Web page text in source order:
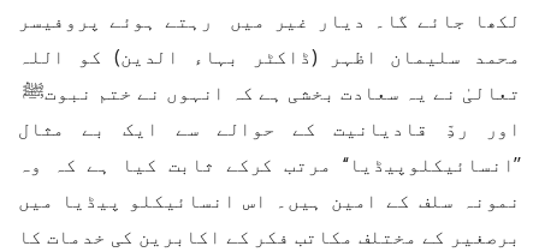
لکھا جائے گا۔ دیار غیر میں رہتے ہوئے پروفیسر
محمد سلیمان اظہر (ڈاکٹر بہاء الدین) کو اللہ
تعالیٰ نے یہ سعادت بخشی ہے کہ انہوں نے ختم نبوتﷺ
اور ردِّ قادیانیت کے حوالے سے ایک بے مثال
’’انسائیکلوپیڈیا‘‘ مرتب کرکے ثابت کیا ہے کہ وہ
نمونہ سلف کے امین ہیں۔ اس انسائیکلو پیڈیا میں
برصغیر کے مختلف مکاتب فکر کے اکابرین کی خدمات کا